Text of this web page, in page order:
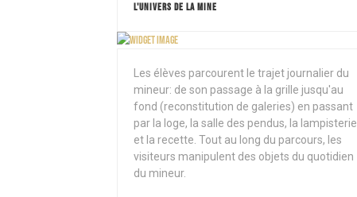
L'UNIVERS DE LA MINE
Les élèves parcourent le trajet journalier du
mineur: de son passage à la grille jusqu'au
fond (reconstitution de galeries) en passant
par la loge, la salle des pendus, la lampisterie
et la recette. Tout au long du parcours, les
visiteurs manipulent des objets du quotidien
du mineur.